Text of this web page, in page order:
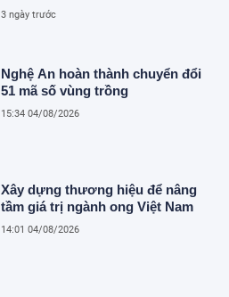
3 ngày trước
Nghệ An hoàn thành chuyển đổi
51 mã số vùng trồng
15:34 04/08/2026
Xây dựng thương hiệu để nâng
tầm giá trị ngành ong Việt Nam
14:01 04/08/2026